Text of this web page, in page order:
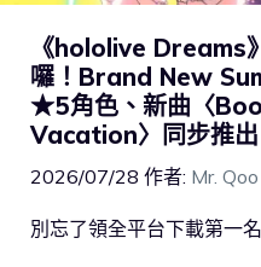
《hololive Dreams
囉！Brand New
★5角色、新曲〈
Vacation〉同步推出
2026/07/28 作者: Mr. Qoo
別忘了領全平台下載第一